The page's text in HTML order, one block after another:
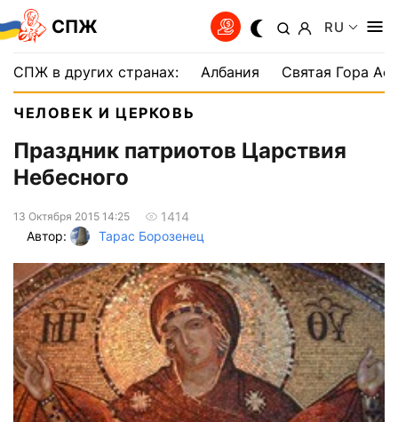
СПЖ RU
СПЖ в других странах: Албания Святая Гора
ЧЕЛОВЕК И ЦЕРКОВЬ
Праздник патриотов Царствия
Небесного
13 Октября 2015 14:25
1414
Автор:
Тарас Борозенец